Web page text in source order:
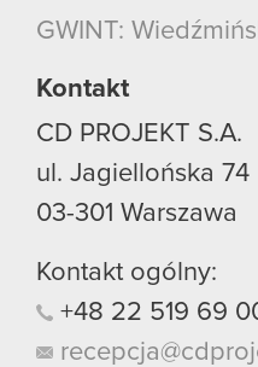
GWINT:
Kontakt
CD PROJEKT S.A.
ul. Jagiellońska 74
03-301 Warszawa
Kontakt ogólny:
+48 22 519 69